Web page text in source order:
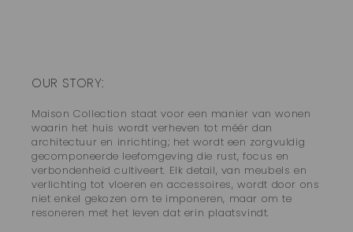
OUR STORY:
Maison Collection staat voor een manier van wonen
waarin het huis wordt verheven tot méér dan
architectuur en inrichting; het wordt een zorgvuldig
gecomponeerde leefomgeving die rust, focus en
verbondenheid cultiveert. Elk detail, van meubels en
verlichting tot vloeren en accessoires, wordt door ons
niet enkel gekozen om te imponeren, maar om te
resoneren met het leven dat erin plaatsvindt.